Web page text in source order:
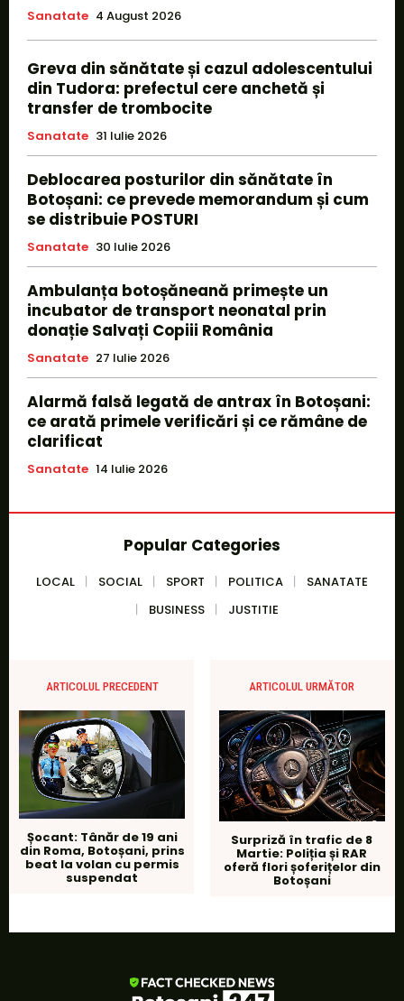
Sanatate 4 August 2026
Greva din sănătate și cazul adolescentului
din Tudora: prefectul cere anchetă și
transfer de trombocite
Sanatate 31 Iulie 2026
Deblocarea posturilor din sănătate în
Botoșani: ce prevede memorandum și cum
se distribuie POSTURI
Sanatate 30 Iulie 2026
Ambulanța botoșăneană primește un
incubator de transport neonatal prin
donație Salvați Copiii România
Sanatate 27 Iulie 2026
Alarmă falsă legată de antrax în Botoșani:
ce arată primele verificări și ce rămâne de
clarificat
Sanatate 14 Iulie 2026
Popular Categories
LOCAL SOCIAL SPORT POLITICA
SANATATE
BUSINESS
JUSTITIE
ARTICOLUL PRECEDENT
Șocant: Tânăr de 19 ani
din Roma, Botoșani, prins
beat la volan cu permis
suspendat
ARTICOLUL URMĂTOR
Surpriză în trafic de 8
Martie: Poliția și RAR
oferă flori șoferițelor din
Botoșani